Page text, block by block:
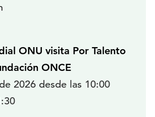
ONU visita Por Talento
ONCE
2026 desde las 10:00